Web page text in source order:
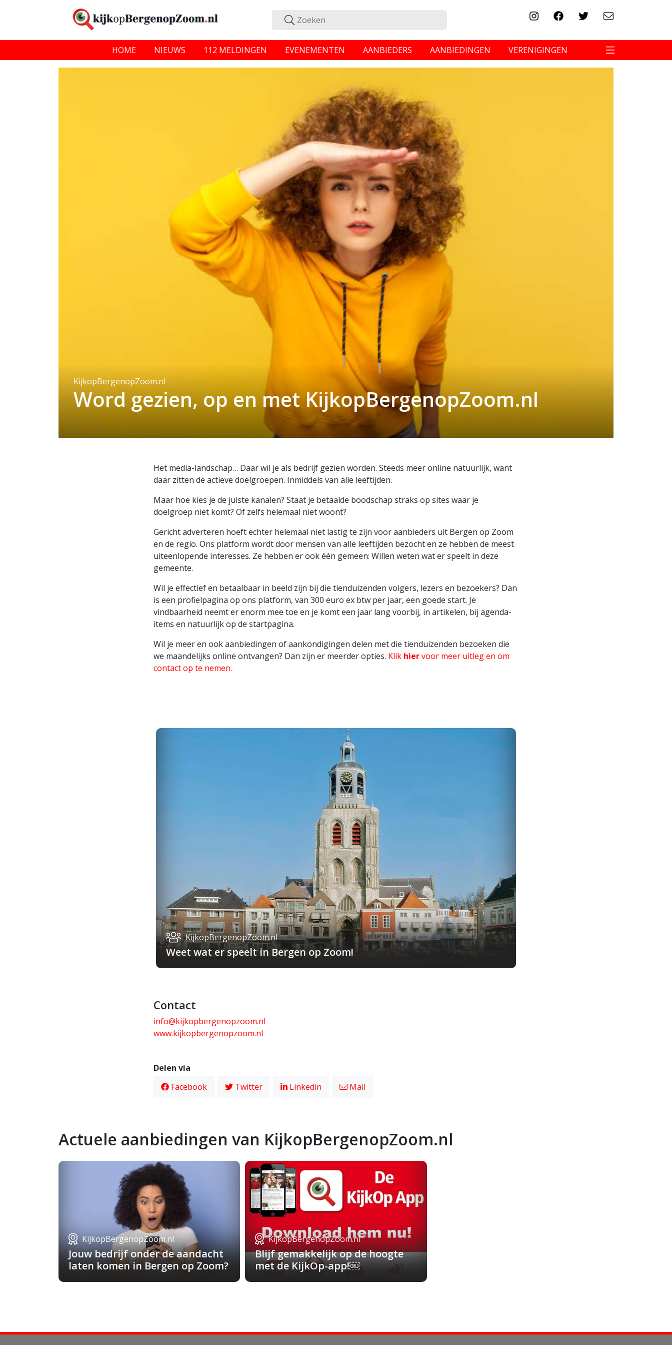
HOME NIEUWS 112 MELDINGEN EVENEMENTEN AANBIEDERS AANBIEDINGEN VERENIGINGEN
KijkopBergenopZoom.nl
Word gezien, op en met KijkopBergenopZoom.nl
Het media-landschap… Daar wil je als bedrijf gezien worden. Steeds meer online natuurlijk, want
daar zitten de actieve doelgroepen. Inmiddels van alle leeftijden.
Maar hoe kies je de juiste kanalen? Staat je betaalde boodschap straks op sites waar je
doelgroep niet komt? Of zelfs helemaal niet woont?
Gericht adverteren hoeft echter helemaal niet lastig te zijn voor aanbieders uit Bergen op Zoom
en de regio. Ons platform wordt door mensen van alle leeftijden bezocht en ze hebben de meest
uiteenlopende interesses. Ze hebben er ook één gemeen: Willen weten wat er speelt in deze
gemeente.
Wil je effectief en betaalbaar in beeld zijn bij die tienduizenden volgers, lezers en bezoekers? Dan
is een profielpagina op ons platform, van 300 euro ex btw per jaar, een goede start. Je
vindbaarheid neemt er enorm mee toe en je komt een jaar lang voorbij, in artikelen, bij agenda-
items en natuurlijk op de startpagina.
Wil je meer en ook aanbiedingen of aankondigingen delen met die tienduizenden bezoeken die
we maandelijks online ontvangen? Dan zijn er meerder opties. Klik hiervoor meer uitleg en om
contact op te nemen.
KijkopBergenopZoom.nl
Weet wat er speelt in Bergen op Zoom!
Contact
info@kijkopbergenopzoom.nl
www.kijkopbergenopzoom.nl
Delen via
Facebook
Twitter Linkedin Mail
Actuele aanbiedingen van KijkopBergenopZoom.nl
KijkopBergenopZoom.nl
Jouw bedrijf onder de aandacht
laten komen in Bergen op Zoom?
KijkopBergenopZoom.nl
Blijf gemakkelijk op de hoogte
met de KijkOp-app!￼